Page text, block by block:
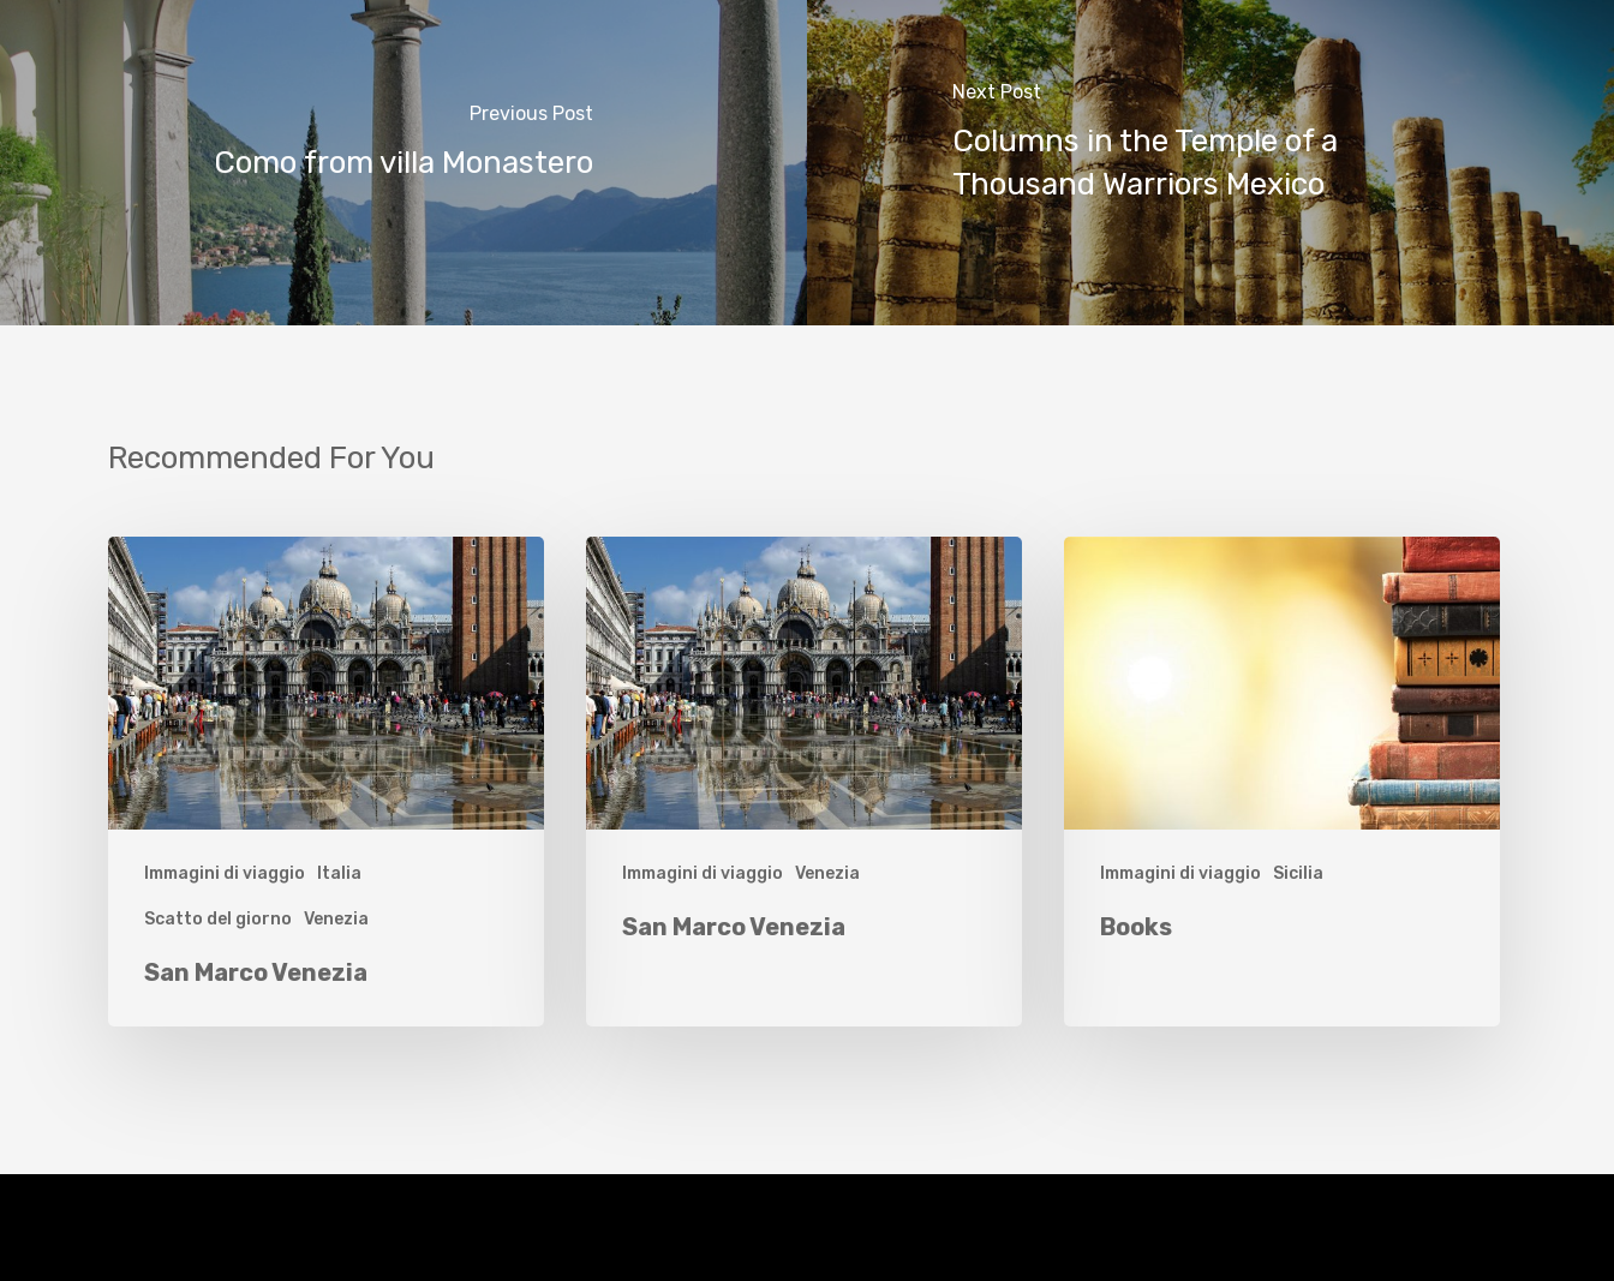
Previous Post
Como from villa Monastero
Next Post
Columns in the Temple of a
Thousand Warriors Mexico
Recommended For You
Immagini di viaggio Italia
Scatto del giorno Venezia
San Marco Venezia
Immagini di viaggio Venezia
San Marco Venezia
Immagini di viaggio Sicilia
Books